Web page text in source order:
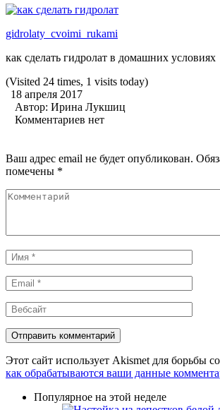
gidrolaty_cvoimi_rukami
как сделать гидролат в домашних условиях
(Visited 24 times, 1 visits today)
18 апреля 2017
Автор: Ирина Лукшиц
Комментариев нет
Ваш адрес email не будет опубликован.
помечены *
Комментарий
Имя
*
Email
*
Вебсайт
Этот сайт использует Akismet для борьбы
как обрабатываются ваши данные
Популярное на этой неделе